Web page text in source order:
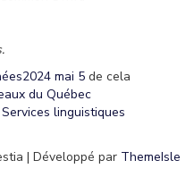
2024 mai 5 de cela
du Québec
linguistiques
| Développé par ThemeIsle